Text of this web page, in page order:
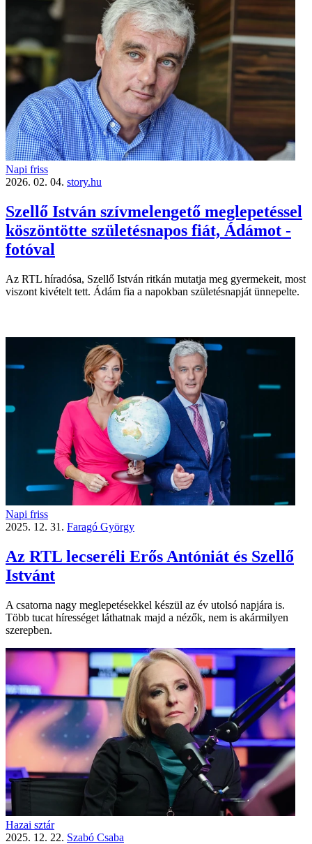
Napi friss
2026. 02. 04. story.hu
Szellő István szívmelengető meglepetéssel
köszöntötte születésnapos fiát, Ádámot -
fotóval
Az RTL híradósa, Szellő István ritkán mutatja meg gyermekeit, most
viszont kivételt tett. Ádám fia a napokban születésnapját ünnepelte.
Napi friss
2025. 12. 31. Faragó György
Az RTL lecseréli Erős Antóniát és Szellő
Istvánt
A csatorna nagy meglepetésekkel készül az év utolsó napjára is.
Több tucat hírességet láthatnak majd a nézők, nem is akármilyen
szerepben.
Hazai sztár
2025. 12. 22. Szabó Csaba